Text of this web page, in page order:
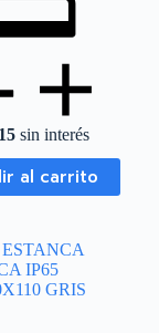
sin interés
al carrito